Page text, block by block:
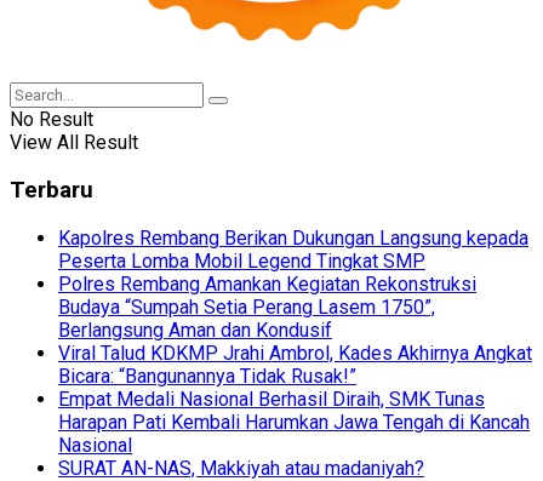
No Result
View All Result
Terbaru
Kapolres Rembang Berikan Dukungan Langsung kepada
Peserta Lomba Mobil Legend Tingkat SMP
Polres Rembang Amankan Kegiatan Rekonstruksi
Budaya “Sumpah Setia Perang Lasem 1750”,
Berlangsung Aman dan Kondusif
Viral Talud KDKMP Jrahi Ambrol, Kades Akhirnya Angkat
Bicara: “Bangunannya Tidak Rusak!”
Empat Medali Nasional Berhasil Diraih, SMK Tunas
Harapan Pati Kembali Harumkan Jawa Tengah di Kancah
Nasional
SURAT AN-NAS, Makkiyah atau madaniyah?